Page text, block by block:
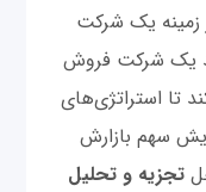
زمینه یک شرکت
یک شرکت فروش
تا استراتژی‌های
سهم بازارش
تجزیه و تحلیل